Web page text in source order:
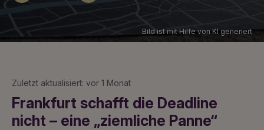
Bild ist mit Hilfe von KI generiert
Zuletzt aktualisiert: vor 1 Monat
Frankfurt schafft die Deadline
nicht – eine „ziemliche Panne“